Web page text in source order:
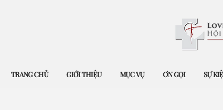
TRANG CHỦ GIỚI THIỆU MỤC VỤ ƠN GỌI SỰ